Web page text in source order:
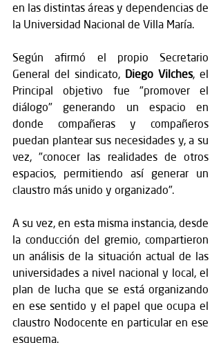
en las distintas áreas y dependencias de
la Universidad Nacional de Villa María.
Según afirmó el propio Secretario
General del sindicato, Diego Vilches, el
Principal objetivo fue "promover el
diálogo" generando un espacio en
donde compañeras y compañeros
puedan plantear sus necesidades y, a su
vez, "conocer las realidades de otros
espacios, permitiendo así generar un
claustro más unido y organizado".
A su vez, en esta misma instancia, desde
la conducción del gremio, compartieron
un análisis de la situación actual de las
universidades a nivel nacional y local, el
plan de lucha que se está organizando
en ese sentido y el papel que ocupa el
claustro Nodocente en particular en ese
esquema.